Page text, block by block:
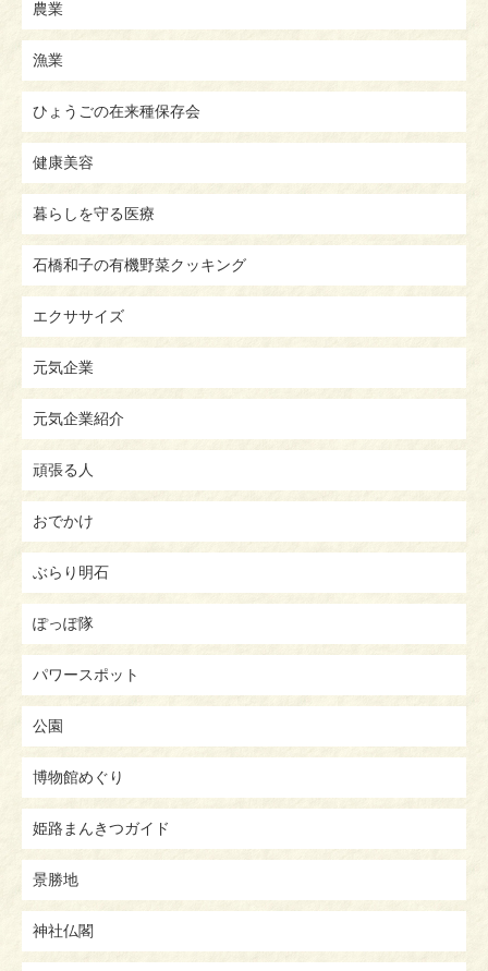
農業
漁業
ひょうごの在来種保存会
健康美容
暮らしを守る医療
石橋和子の有機野菜クッキング
エクササイズ
元気企業
元気企業紹介
頑張る人
おでかけ
ぶらり明石
ぽっぽ隊
パワースポット
公園
博物館めぐり
姫路まんきつガイド
景勝地
神社仏閣